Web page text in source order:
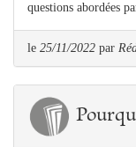
questions abordées
le 25/11/2022 par